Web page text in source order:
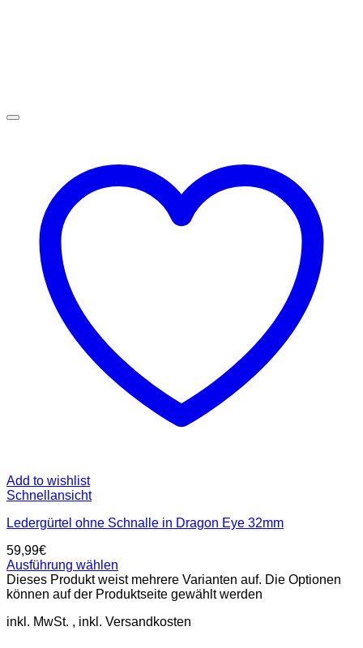
Add to wishlist
Schnellansicht
Ledergürtel ohne Schnalle in Dragon Eye 32mm
59,99€
Ausführung wählen
Dieses Produkt weist mehrere Varianten auf. Die Optionen
können auf der Produktseite gewählt werden
inkl. MwSt.